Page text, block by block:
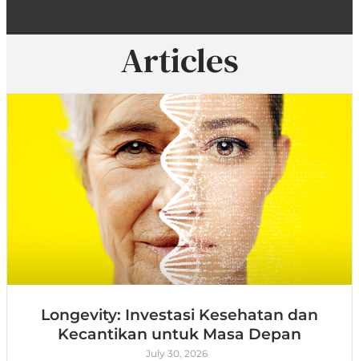
Articles
Longevity: Investasi Kesehatan dan
Kecantikan untuk Masa Depan
July 30, 2026